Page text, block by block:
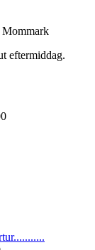
Mommark
eftermiddag.